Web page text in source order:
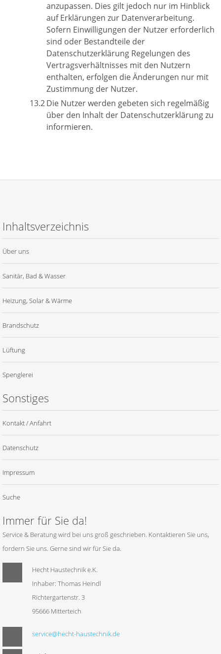
anzupassen. Dies gilt jedoch nur im Hinblick
auf Erklärungen zur Datenverarbeitung.
Sofern Einwilligungen der Nutzer erforderlich
sind oder Bestandteile der
Datenschutzerklärung Regelungen des
Vertragsverhältnisses mit den Nutzern
enthalten, erfolgen die Änderungen nur mit
Zustimmung der Nutzer.
Die Nutzer werden gebeten sich regelmäßig
über den Inhalt der Datenschutzerklärung zu
informieren.
Inhaltsverzeichnis
Über uns
Sanitär, Bad & Wasser
Heizung, Solar & Wärme
Brandschutz
Lüftung
Spenglerei
Sonstiges
Kontakt / Anfahrt
Datenschutz
Impressum
Suche
Immer für Sie da!
Service & Beratung wird bei uns groß geschrieben. Kontaktieren Sie uns,
fordern Sie uns. Gerne sind wir für Sie da.
Hecht Haustechnik e.K.
Inhaber: Thomas Heindl
Richtergartenstr. 3
95666 Mitterteich
service@hecht-haustechnik.de